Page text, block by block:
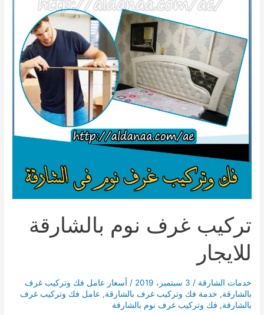
تركيب غرف نوم بالشارقة
للايجار
خدمات الشارقة / 3 سبتمبر، 2019 / أسعار عامل فك وتركيب غرف
بالشارقة, خدمة فك وتركيب غرف بالشارقة, عامل فك وتركيب غرف
بالشارقة, فك وتركيب غرف نوم بالشارقة